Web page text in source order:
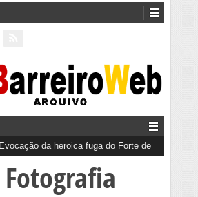
Barreiro 50 Anos 25 de Abril
Fotografia